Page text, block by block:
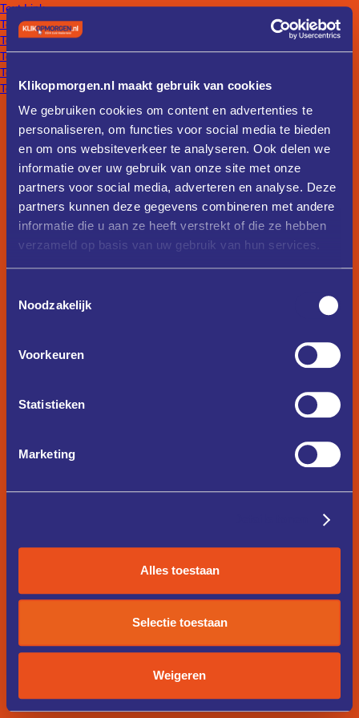
Klikopmorgen.nl maakt gebruik van cookies
We gebruiken cookies om content en advertenties te
personaliseren, om functies voor social media te bieden
en om ons websiteverkeer te analyseren. Ook delen we
informatie over uw gebruik van onze site met onze
partners voor social media, adverteren en analyse. Deze
partners kunnen deze gegevens combineren met andere
informatie die u aan ze heeft verstrekt of die ze hebben
verzameld op basis van uw gebruik van hun services.
Noodzakelijk
Voorkeuren
Statistieken
Marketing
Alles toestaan
Selectie toestaan
Weigeren
Text Link
Text Link
Text Link
Text Link
Text Link
Text Link